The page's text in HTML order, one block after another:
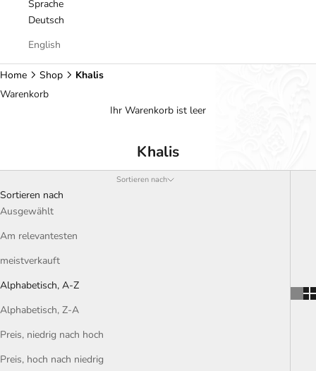
Sprache
Deutsch
English
Home Shop
Khalis
Warenkorb
Ihr Warenkorb ist leer
Khalis
Sortieren nach
Sortieren nach
Ausgewählt
Am relevantesten
meistverkauft
Alphabetisch, A-Z
Alphabetisch, Z-A
Preis, niedrig nach hoch
Preis, hoch nach niedrig